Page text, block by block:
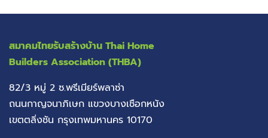
สมาคมไทยรับสร้างบ้าน Thai Home
Builders Association (THBA)
82/3 หมู่ 2 ซ.พรีเมียร์พลาซ่า
ถนนกาญจนาภิเษก แขวงบางเชือกหนัง
เขตตลิ่งชัน กรุงเทพมหานคร 10170